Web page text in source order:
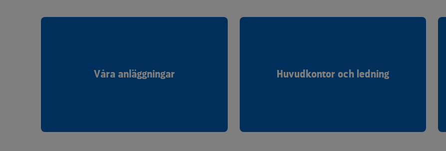
Våra anläggningar Huvudkontor och ledning